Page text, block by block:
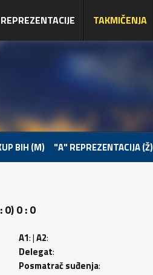
REPREZENTACIJE TAKMIČENJA
BIH (M) "A" REPREZENTACIJA (Ž)
0) 0 : 0
A1: |A2:
Delegat:
Posmatrač suđenja: